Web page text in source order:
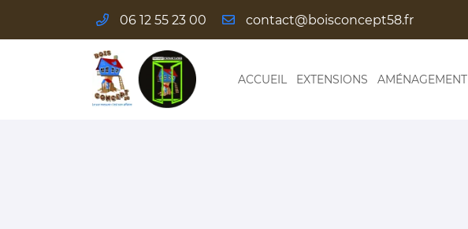
06 12 55 23 00
ACCUEIL EXTENSIONS AMÉNAGEMENT
06 12 55 23 00